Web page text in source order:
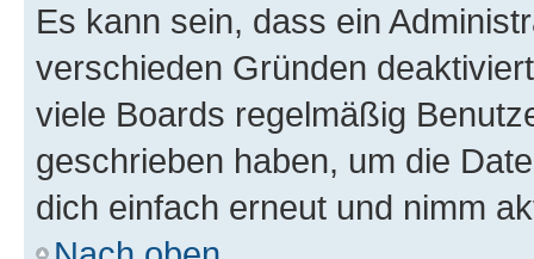
Es kann sein, dass ein
verschieden Gründen
viele Boards regelmäßig
geschrieben haben, um die
dich einfach erneut und nimm